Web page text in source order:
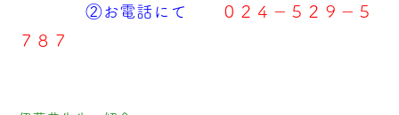
②お電話にて
０２４−５２９−５
７８７